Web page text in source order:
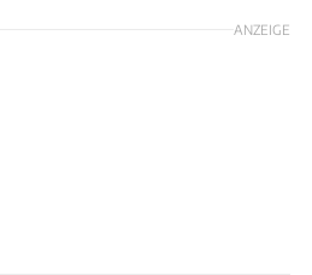
ANZEIGE